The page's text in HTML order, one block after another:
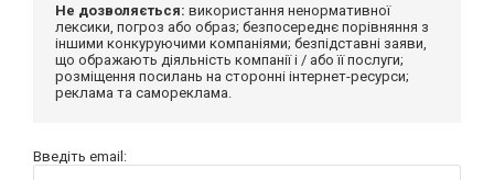
Не дозволяється: використання ненормативної
лексики, погроз або образ; безпосереднє порівняння з
іншими конкуруючими компаніями; безпідставні заяви,
що ображають діяльність компанії і / або її послуги;
розміщення посилань на сторонні інтернет-ресурси;
реклама та самореклама.
Введіть email: